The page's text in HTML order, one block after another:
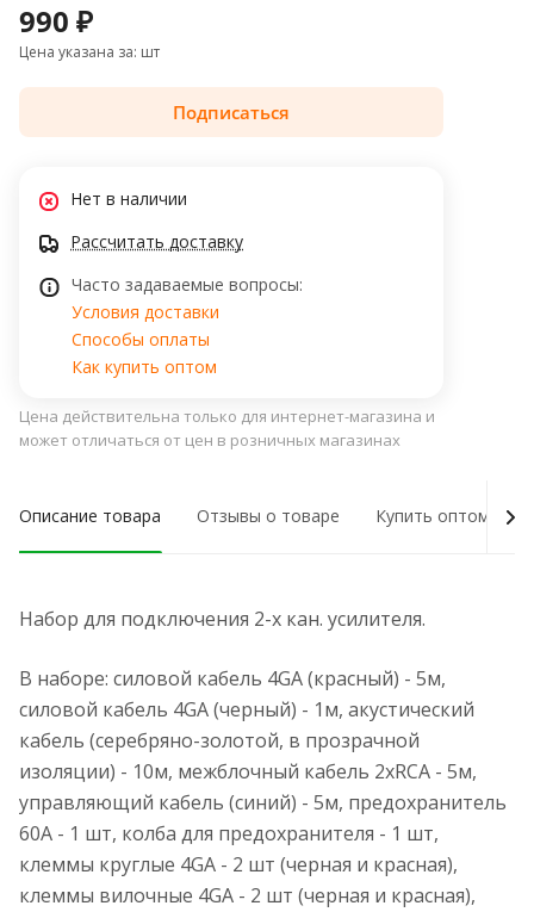
990 ₽
Цена указана за: шт
Подписаться
Нет в наличии
Рассчитать доставку
Часто задаваемые вопросы:
Условия доставки
Способы оплаты
Как купить оптом
Цена действительна только для интернет-магазина и
может отличаться от цен в розничных магазинах
Описание товара Отзывы о товаре Купить оптом
Набор для подключения 2-х кан. усилителя.
В наборе: силовой кабель 4GA (красный) - 5м,
силовой кабель 4GA (черный) - 1м, акустический
кабель (серебряно-золотой, в прозрачной
изоляции) - 10м, межблочный кабель 2xRCA - 5м,
управляющий кабель (синий) - 5м, предохранитель
60А - 1 шт, колба для предохранителя - 1 шт,
клеммы круглые 4GA - 2 шт (черная и красная),
клеммы вилочные 4GA - 2 шт (черная и красная),